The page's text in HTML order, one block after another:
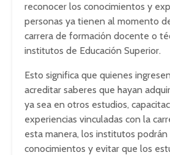
reconocer los conocimientos y
personas ya tienen al momento
carrera de formación docente o
institutos de Educación Superior.
Esto significa que quienes
acreditar saberes que hayan
ya sea en otros estudios,
experiencias vinculadas con la
esta manera, los institutos podrán
conocimientos y evitar que los